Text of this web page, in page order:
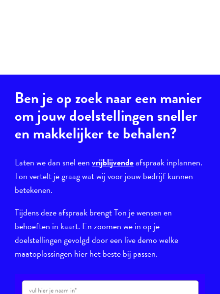
Ben je op zoek naar een manier
om jouw doelstellingen sneller
en makkelijker te behalen?
Laten we dan snel eenvrijblijvendeafspraak inplannen.
Ton vertelt je graag wat wij voor jouw bedrijf kunnen
betekenen.
Tijdens deze afspraak brengt Ton je wensen en
behoeften in kaart. En zoomen we in op je
doelstellingen gevolgd door een live demo welke
maatoplossingen hier het beste bij passen.